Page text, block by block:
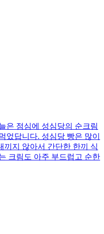
은 점심에 성심당의 순크림
었답니다. 성심당 빵은 많이
끼지 않아서 간단한 한끼 식
크림도 아주 부드럽고 순한